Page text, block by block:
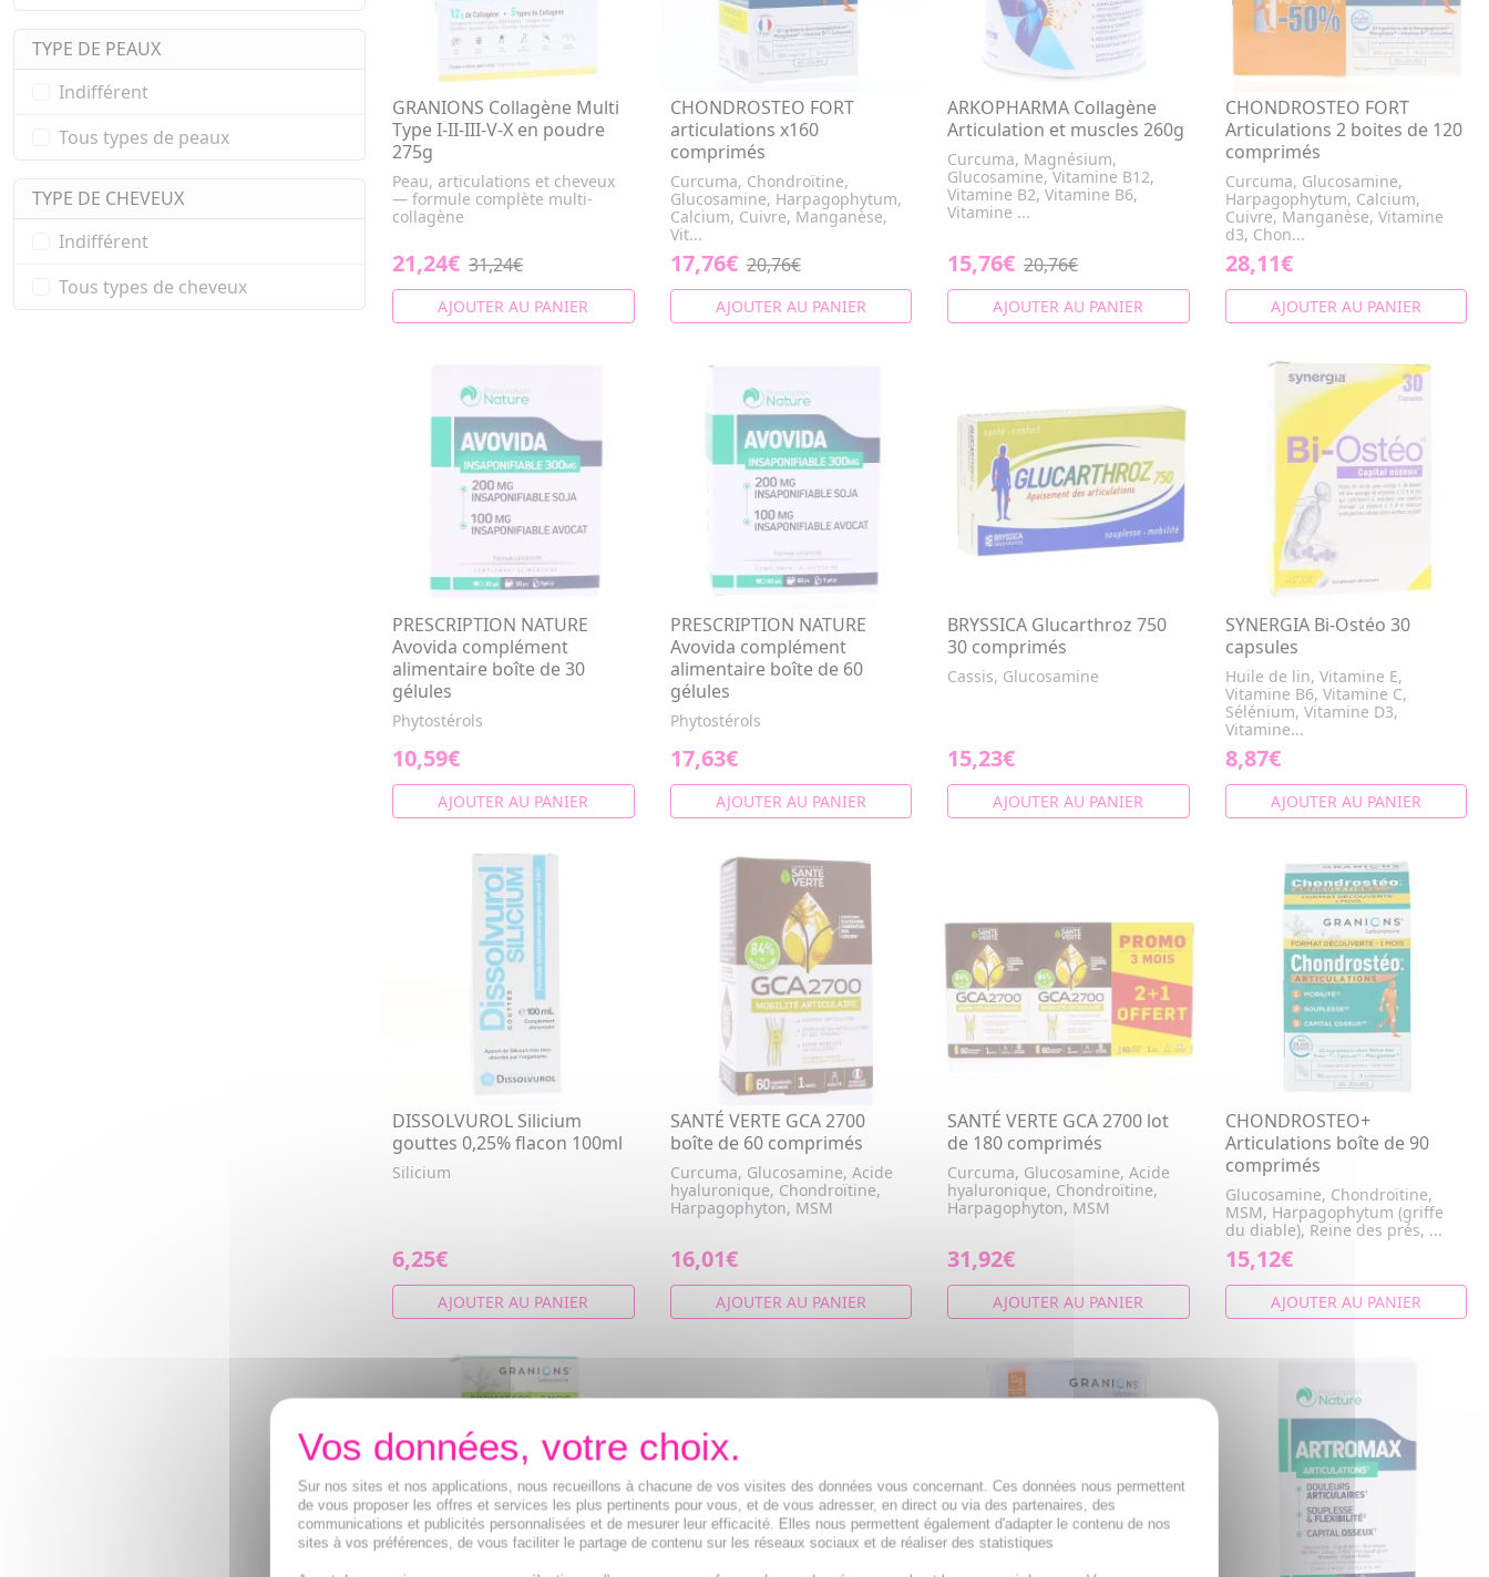
GRANIONS Collagène Multi
Type I-II-III-V-X en poudre
275g
Peau, articulations et cheveux
— formule complète multi-
collagène
21,24€ 31,24€
AJOUTER AU PANIER
CHONDROSTEO FORT
articulations x160
comprimés
Curcuma, Chondroïtine,
Glucosamine, Harpagophytum,
Calcium, Cuivre, Manganèse,
Vit...
17,76€ 20,76€
AJOUTER AU PANIER
ARKOPHARMA Collagène
Articulation et muscles 260g
Curcuma, Magnésium,
Glucosamine, Vitamine B12,
Vitamine B2, Vitamine B6,
Vitamine ...
15,76€ 20,76€
AJOUTER AU PANIER
CHONDROSTEO FORT
Articulations 2 boites de 120
comprimés
Curcuma, Glucosamine,
Harpagophytum, Calcium,
Cuivre, Manganèse, Vitamine
d3, Chon...
28,11€
AJOUTER AU PANIER
PRESCRIPTION NATURE
Avovida complément
alimentaire boîte de 30
gélules
Phytostérols
10,59€
AJOUTER AU PANIER
PRESCRIPTION NATURE
Avovida complément
alimentaire boîte de 60
gélules
Phytostérols
17,63€
AJOUTER AU PANIER
BRYSSICA Glucarthroz 750
30 comprimés
Cassis, Glucosamine
15,23€
AJOUTER AU PANIER
SYNERGIA Bi-Ostéo 30
capsules
Huile de lin, Vitamine E,
Vitamine B6, Vitamine C,
Sélénium, Vitamine D3,
Vitamine...
8,87€
AJOUTER AU PANIER
DISSOLVUROL Silicium
gouttes 0,25% flacon 100ml
Silicium
6,25€
AJOUTER AU PANIER
SANTÉ VERTE GCA 2700
boîte de 60 comprimés
Curcuma, Glucosamine, Acide
hyaluronique, Chondroïtine,
Harpagophyton, MSM
16,01€
AJOUTER AU PANIER
SANTÉ VERTE GCA 2700 lot
de 180 comprimés
Curcuma, Glucosamine, Acide
hyaluronique, Chondroïtine,
Harpagophyton, MSM
31,92€
AJOUTER AU PANIER
CHONDROSTEO+
Articulations boîte de 90
comprimés
Glucosamine, Chondroïtine,
MSM, Harpagophytum (griffe
du diable), Reine des prés, ...
15,12€
AJOUTER AU PANIER
TYPE DE PEAUX
Indifférent
Tous types de peaux
TYPE DE CHEVEUX
Indifférent
Tous types de cheveux
Sur nos sites et nos applications, nous recueillons à chacune de vos visites des données vous concernant. Ces données nous permettent
de vous proposer les offres et services les plus pertinents pour vous, et de vous adresser, en direct ou via des partenaires, des
communications et publicités personnalisées et de mesurer leur efficacité. Elles nous permettent également d'adapter le contenu de nos
sites à vos préférences, de vous faciliter le partage de contenu sur les réseaux sociaux et de réaliser des statistiques